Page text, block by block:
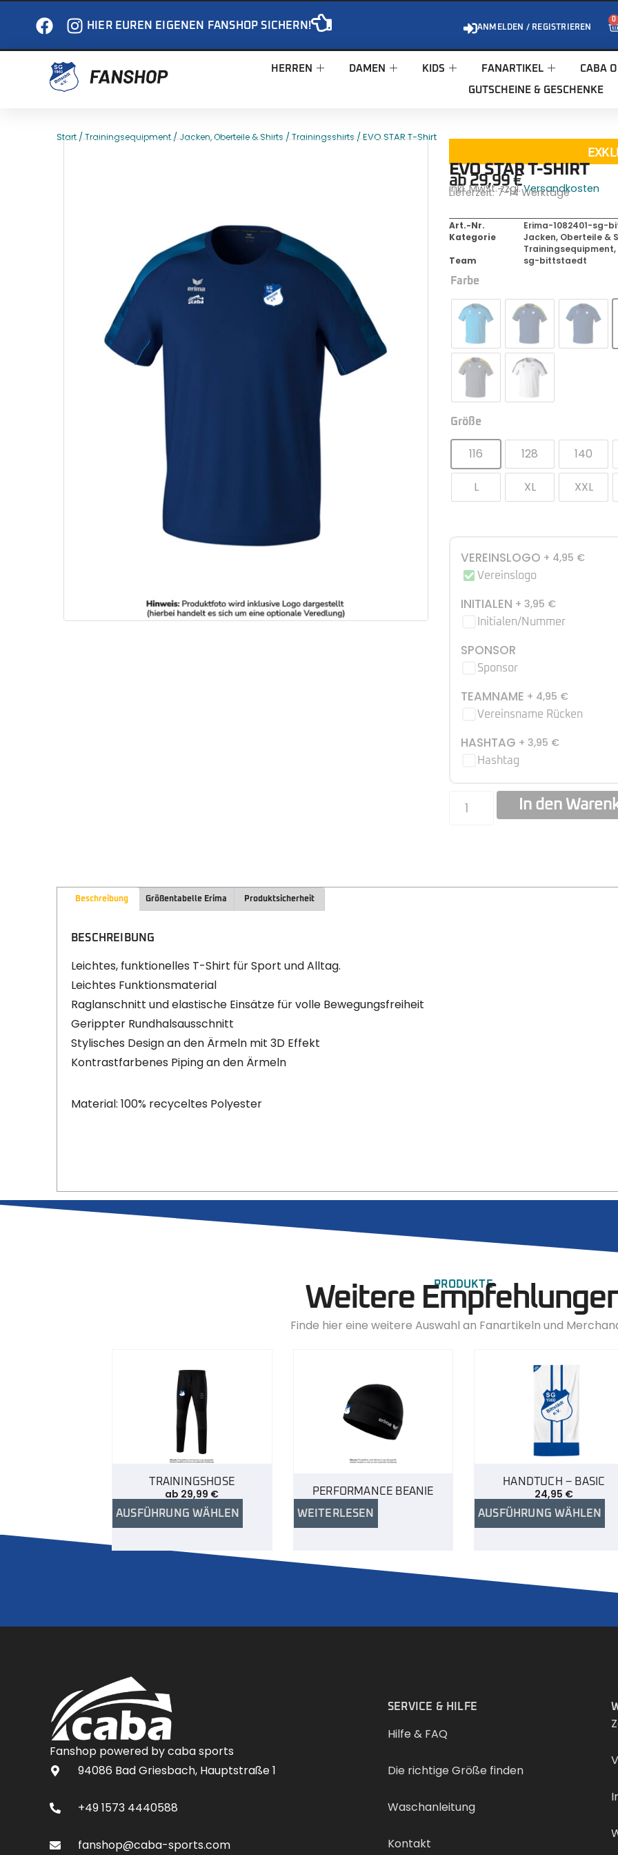
HIER EUREN EIGENEN FANSHOP SICHERN! ANMELDEN / REGISTRIEREN
0
HERREN DAMEN KIDS FANARTIKEL CABA
GUTSCHEINE & GESCHENKE
Start/Trainingsequipment/Jacken, Oberteile & Shirts/Trainingsshirts/ EVO STAR T-Shirt
EVO STAR T-SHIRT
ab 29,99€
inkl. MwSt. zzgl.Versandkosten
Lieferzeit:7-14 Werktage
Art.-Nr.
Erima-1082401-sg-
Kategorie
Jacken, Oberteile &
Trainingsequipment,
Team
sg-bittstaedt
Farbe
Größe
116 128 140
L XL XXL
VEREINSLOGO + 4,95 €
Vereinslogo
INITIALEN + 3,95 €
Initialen/Nummer
SPONSOR
Sponsor
TEAMNAME + 4,95 €
Vereinsname Rücken
HASHTAG + 3,95 €
Hashtag
In den
Beschreibung Größentabelle Erima Produktsicherheit
BESCHREIBUNG
Leichtes, funktionelles T-Shirt für Sport und Alltag.
Leichtes Funktionsmaterial
Raglanschnitt und elastische Einsätze für volle Bewegungsfreiheit
Gerippter Rundhalsausschnitt
Stylisches Design an den Ärmeln mit 3D Effekt
Kontrastfarbenes Piping an den Ärmeln
Material: 100% recyceltes Polyester
PRODUKTE
Weitere
Finde hier eine weitere Auswahl an Fanartikeln und
TRAININGSHOSE
ab 29,99 €
AUSFÜHRUNG WÄHLEN
PERFORMANCE BEANIE
WEITERLESEN
HANDTUCH – BASIC
24,95 €
AUSFÜHRUNG WÄHLEN
Fanshop powered by caba sports
94086 Bad Griesbach, Hauptstraße 1
+49 1573 4440588
fanshop@caba-sports.com
SERVICE & HILFE
Hilfe & FAQ
Die richtige Größe finden
Waschanleitung
Kontakt